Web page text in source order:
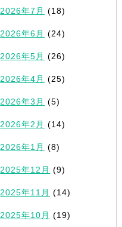
2026年7月 (18)
2026年6月 (24)
2026年5月 (26)
2026年4月 (25)
2026年3月 (5)
2026年2月 (14)
2026年1月 (8)
2025年12月 (9)
2025年11月 (14)
2025年10月 (19)